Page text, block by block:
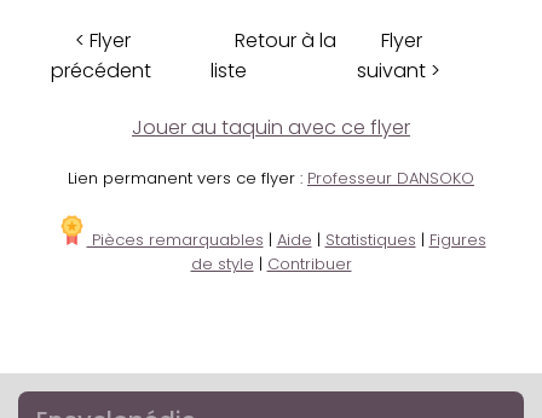
< Flyer
précédent
Retour à la
liste
Flyer
suivant >
Jouer au taquin avec ce flyer
Lien permanent vers ce flyer : Professeur DANSOKO
Pièces remarquables | Aide | Statistiques | Figures
de style | Contribuer